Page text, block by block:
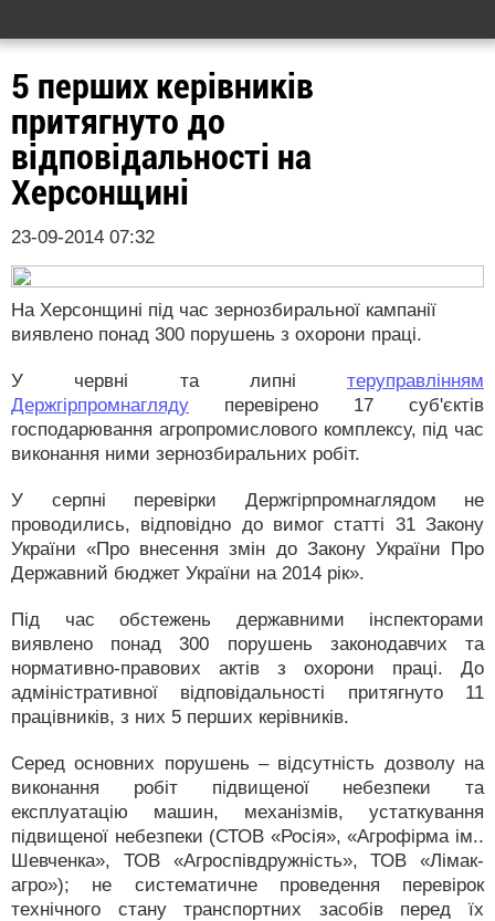
5 перших керівників
притягнуто до
відповідальності на
Херсонщині
23-09-2014 07:32
На Херсонщині під час зернозбиральної кампанії
виявлено понад 300 порушень з охорони праці.
У червні та липні теруправлінням
Держгірпромнагляду перевірено 17 суб'єктів
господарювання агропромислового комплексу, під час
виконання ними зернозбиральних робіт.
У серпні перевірки Держгірпромнаглядом не
проводились, відповідно до вимог статті 31 Закону
України «Про внесення змін до Закону України Про
Державний бюджет України на 2014 рік».
Під час обстежень державними інспекторами
виявлено понад 300 порушень законодавчих та
нормативно-правових актів з охорони праці. До
адміністративної відповідальності притягнуто 11
працівників, з них 5 перших керівників.
Серед основних порушень – відсутність дозволу на
виконання робіт підвищеної небезпеки та
експлуатацію машин, механізмів, устаткування
підвищеної небезпеки (СТОВ «Росія», «Агрофірма ім..
Шевченка», ТОВ «Агроспівдружність», ТОВ «Лімак-
агро»); не систематичне проведення перевірок
технічного стану транспортних засобів перед їх